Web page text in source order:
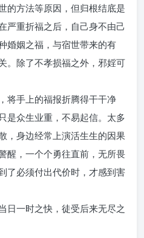
的方法等原因，但归根结底是
严重折福之后，自己身不由己
婚姻之福，与宿世带来的有
。除了不孝损福之外，邪婬可
将手上的福报折腾得干干净
是众生业重，不易起信。太多
，身边经常上演活生生的因果
醒，一个个勇往直前，无所畏
了必须付出代价时，才感到害
日一时之快，徒受后来无尽之